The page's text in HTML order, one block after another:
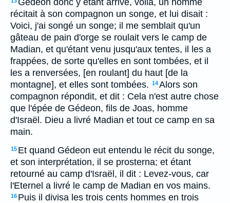
Gédeon donc y étant arrivé, voilà, un homme
récitait à son compagnon un songe, et lui disait :
Voici, j'ai songé un songe; il me semblait qu'un
gâteau de pain d'orge se roulait vers le camp de
Madian, et qu'étant venu jusqu'aux tentes, il les a
frappées, de sorte qu'elles en sont tombées, et il
les a renversées, [en roulant] du haut [de la
montagne], et elles sont tombées. 14Alors son
compagnon répondit, et dit : Cela n'est autre chose
que l'épée de Gédeon, fils de Joas, homme
d'Israël. Dieu a livré Madian et tout ce camp en sa
main.
15 Et quand Gédeon eut entendu le récit du songe,
et son interprétation, il se prosterna; et étant
retourné au camp d'Israël, il dit : Levez-vous, car
l'Eternel a livré le camp de Madian en vos mains.
16 Puis il divisa les trois cents hommes en trois